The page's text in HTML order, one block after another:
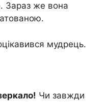
Зараз же вона
мудрець.
Чи завжди